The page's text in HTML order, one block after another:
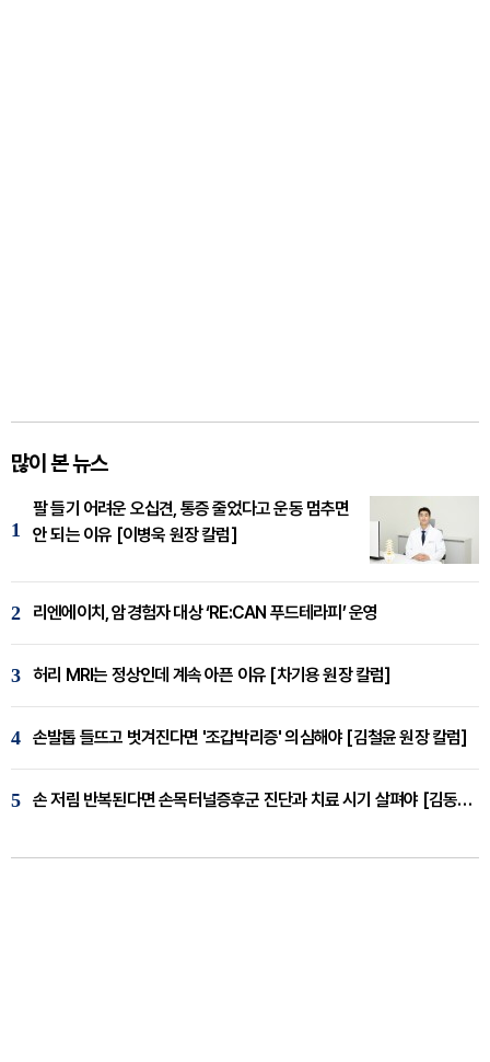
많이 본 뉴스
1
팔 들기 어려운 오십견, 통증 줄었다고 운동 멈추면
안 되는 이유 [이병욱 원장 칼럼]
2 리엔에이치, 암경험자 대상 ‘RE:CAN 푸드테라피’ 운영
3 허리 MRI는 정상인데 계속 아픈 이유 [차기용 원장 칼럼]
4 손발톱 들뜨고 벗겨진다면 '조갑박리증' 의심해야 [김철윤 원장 칼럼]
5 손 저림 반복된다면 손목터널증후군 진단과 치료 시기 살펴야 [김동현 원장 칼럼]